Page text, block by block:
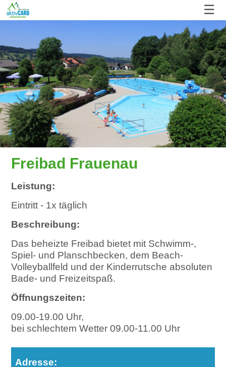
☰
Freibad Frauenau
Leistung:
Eintritt - 1x täglich
Beschreibung:
Das beheizte Freibad bietet mit Schwimm-,
Spiel- und Planschbecken, dem Beach-
Volleyballfeld und der Kinderrutsche absoluten
Bade- und Freizeitspaß.
Öffnungszeiten:
09.00-19.00 Uhr,
bei schlechtem Wetter 09.00-11.00 Uhr
Adresse: